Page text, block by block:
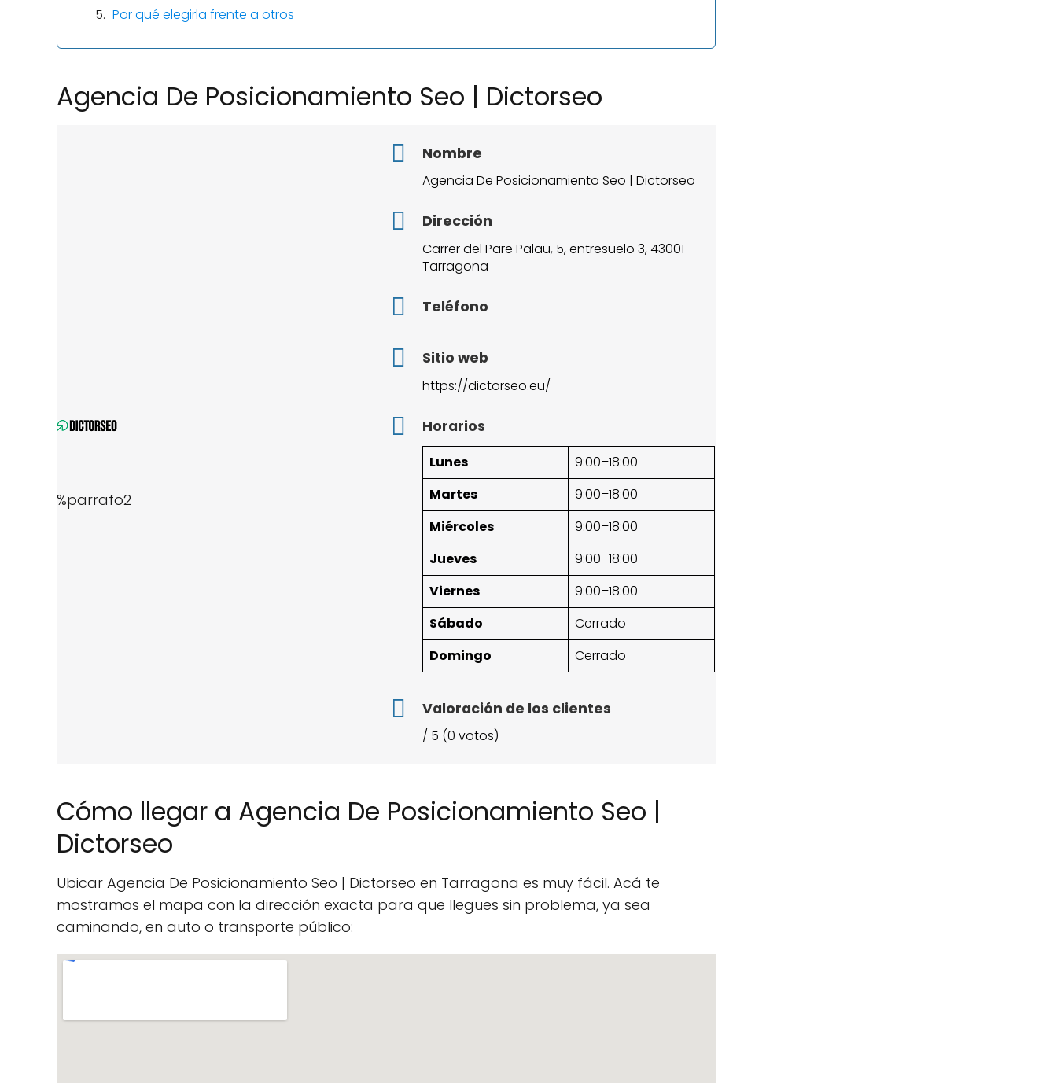
Por qué elegirla frente a otros
Agencia De Posicionamiento Seo | Dictorseo
%parrafo2
Nombre
Agencia De Posicionamiento Seo | Dictorseo
Dirección
Carrer del Pare Palau, 5, entresuelo 3, 43001
Tarragona
Teléfono
Sitio web
https://dictorseo.eu/
Horarios
Lunes
9:00–18:00
Martes
9:00–18:00
Miércoles
9:00–18:00
Jueves
9:00–18:00
Viernes
9:00–18:00
Sábado
Cerrado
Domingo
Cerrado
Valoración de los clientes
/ 5 (0 votos)
Cómo llegar a Agencia De Posicionamiento Seo |
Dictorseo
Ubicar Agencia De Posicionamiento Seo | Dictorseo en Tarragona es muy fácil. Acá te
mostramos el mapa con la dirección exacta para que llegues sin problema, ya sea
caminando, en auto o transporte público: